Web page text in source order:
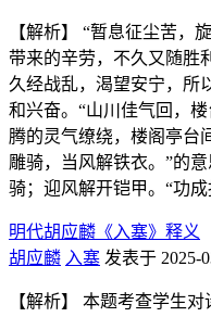
【解析】 “暂息征尘苦，
带来的辛劳，不久又随胜
久经战乱，渴望安宁，所
和兴奋。“山川佳气回，
腾的灵气缭绕，楼阁亭台
雕骑，当风解铁衣。”的
骑；迎风解开铠甲。“功
明代胡应麟《入塞》释义
胡应麟 入塞 发表于 2025-
【解析】 本题考查学生